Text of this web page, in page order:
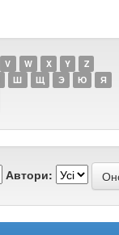
V W X Y
Z
Ш Щ Э Ю Я
Автори: